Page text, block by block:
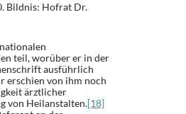
Bildnis: Hofrat Dr.
teil, worüber er in der
ausführlich
erschien von ihm noch
ärztlicher
von Heilanstalten.[18]